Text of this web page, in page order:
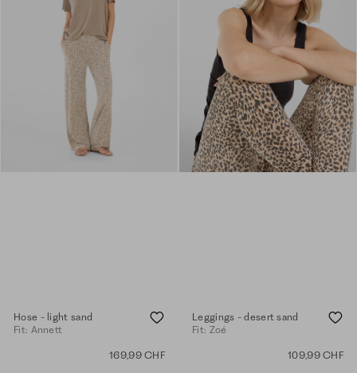
Hose - light sand
Fit: Annett
169,99 CHF
Leggings - desert sand
Fit: Zoé
109,99 CHF